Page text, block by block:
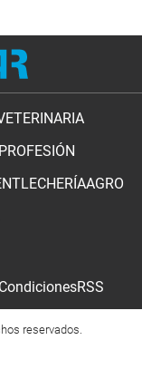
PROFESIÓN
LECHERÍAAGRO
RSS
reservados.